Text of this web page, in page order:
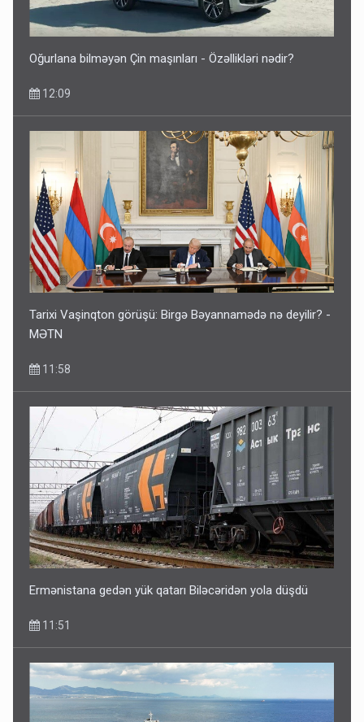
Oğurlana bilməyən Çin maşınları - Özəllikləri nədir?
12:09
Tarixi Vaşinqton görüşü: Birgə Bəyannamədə nə deyilir? -
MƏTN
11:58
Ermənistana gedən yük qatarı Biləcəridən yola düşdü
11:51